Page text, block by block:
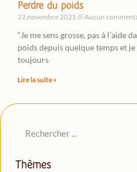
Perdre du poids
22 novembre 2021 Aucun
“Je me sens grosse, pas à l’aide
poids depuis quelque temps et je
toujours
Lire la suite »
Thèmes